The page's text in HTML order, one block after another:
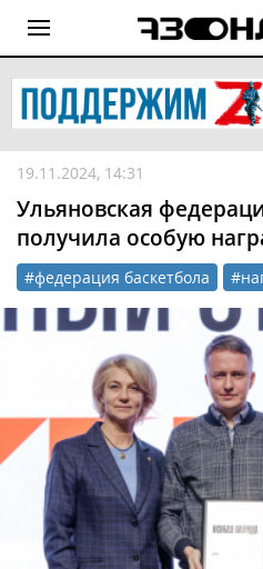
19.11.2024, 14:31
Ульяновская
получила особую
#федерация баскетбола